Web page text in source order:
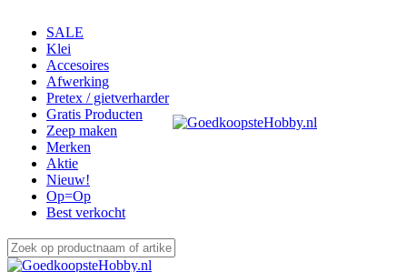
SALE
Klei
Accesoires
Afwerking
Pretex / gietverharder
Gratis Producten
Zeep maken
Merken
Aktie
Nieuw!
Op=Op
Best verkocht